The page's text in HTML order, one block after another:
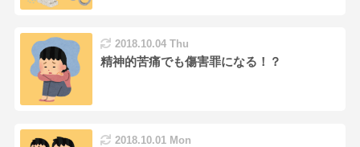
2018.10.04 Thu
精神的苦痛でも傷害罪になる！？
2018.10.01 Mon